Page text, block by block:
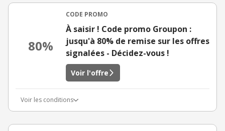
80%
CODE PROMO
À saisir ! Code promo Groupon :
jusqu'à 80% de remise sur les offres
signalées - Décidez-vous !
Voir l'offre
Voir les conditions